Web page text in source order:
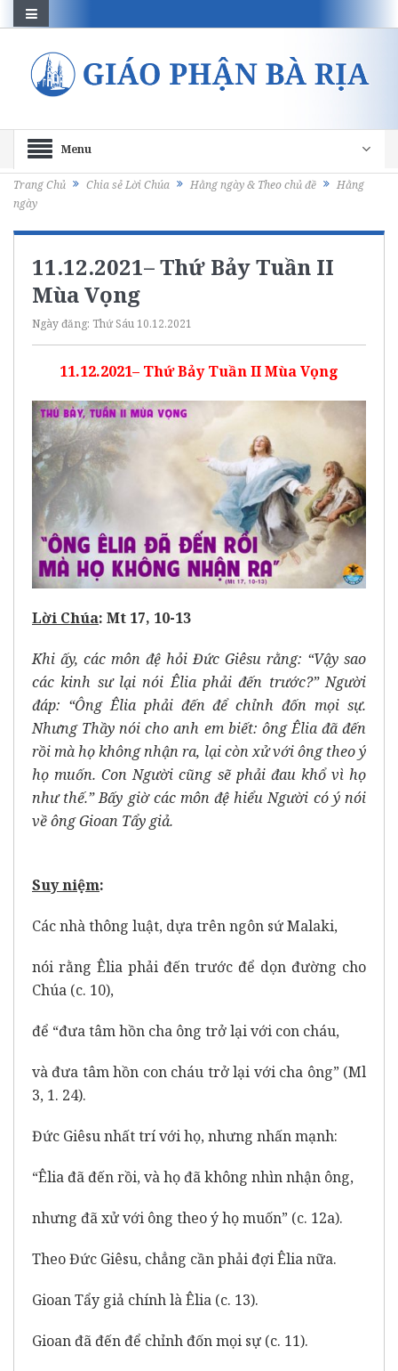
Menu
Trang Chủ Chia sẻ Lời Chúa Hằng ngày & Theo chủ đề
Hằng
ngày
11.12.2021– Thứ Bảy Tuần II
Mùa Vọng
Ngày đăng: Thứ Sáu 10.12.2021
11.12.2021– Thứ Bảy Tuần II Mùa Vọng
Lời Chúa: Mt 17, 10-13
Khi ấy, các môn đệ hỏi Đức Giêsu rằng: “Vậy sao
các kinh sư lại nói Êlia phải đến trước?” Người
đáp: “Ông Êlia phải đến để chỉnh đốn mọi sự.
Nhưng Thầy nói cho anh em biết: ông Êlia đã đến
rồi mà họ không nhận ra, lại còn xử với ông theo ý
họ muốn. Con Người cũng sẽ phải đau khổ vì họ
như thế.” Bấy giờ các môn đệ hiểu Người có ý nói
về ông Gioan Tẩy giả.
Suy niệm:
Các nhà thông luật, dựa trên ngôn sứ Malaki,
nói rằng Êlia phải đến trước để dọn đường cho
Chúa (c. 10),
để “đưa tâm hồn cha ông trở lại với con cháu,
và đưa tâm hồn con cháu trở lại với cha ông” (Ml
3, 1. 24).
Đức Giêsu nhất trí với họ, nhưng nhấn mạnh:
“Êlia đã đến rồi, và họ đã không nhìn nhận ông,
nhưng đã xử với ông theo ý họ muốn” (c. 12a).
Theo Đức Giêsu, chẳng cần phải đợi Êlia nữa.
Gioan Tẩy giả chính là Êlia (c. 13).
Gioan đã đến để chỉnh đốn mọi sự (c. 11).